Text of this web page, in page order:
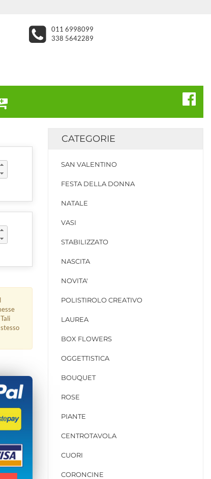
011 6998099
338 5642289
CATEGORIE
SAN VALENTINO
FESTA DELLA DONNA
NATALE
VASI
STABILIZZATO
NASCITA
NOVITA'
POLISTIROLO CREATIVO
LAUREA
BOX FLOWERS
OGGETTISTICA
BOUQUET
ROSE
PIANTE
CENTROTAVOLA
CUORI
CORONCINE